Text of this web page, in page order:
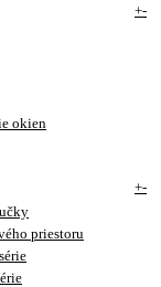
+-
okien
+-
priestoru